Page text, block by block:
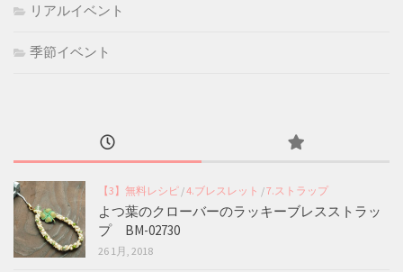
リアルイベント
季節イベント
【3】無料レシピ /4.ブレスレット /7.ストラップ
よつ葉のクローバーのラッキーブレスストラッ
プ BM-02730
26 1月, 2018